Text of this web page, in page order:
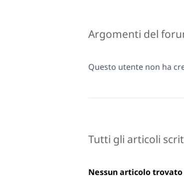
Argomenti del
Questo utente non ha
Tutti gli articoli
Nessun articolo trovato